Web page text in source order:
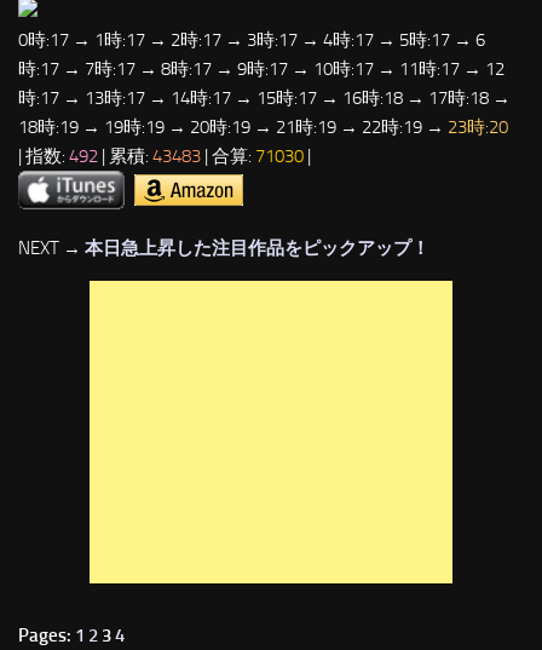
0時:17 → 1時:17 → 2時:17 → 3時:17 → 4時:17 → 5時:17 → 6
時:17 → 7時:17 → 8時:17 → 9時:17 → 10時:17 → 11時:17 → 12
時:17 → 13時:17 → 14時:17 → 15時:17 → 16時:18 → 17時:18 →
18時:19 → 19時:19 → 20時:19 → 21時:19 → 22時:19 → 23時:20
| 指数: 492 | 累積: 43483 | 合算: 71030 |
NEXT → 本日急上昇した注目作品をピックアップ！
Pages: 1 2 34